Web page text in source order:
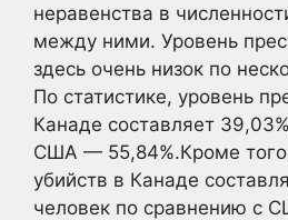
неравенства в
между ними. Уровень
здесь очень низок по
По статистике, уровень
Канаде составляет
США — 55,84%.Кроме
убийств в Канаде
человек по сравнению с